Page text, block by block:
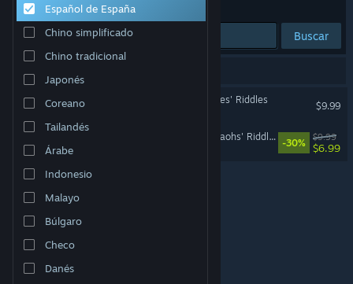
Soporte
Cambiar idioma
Descargar Steam Mobile
Ver versión clásica
Español de España
Chino simplificado
Chino tradicional
Japonés
Coreano
Tailandés
Árabe
Indonesio
Malayo
Búlgaro
Checo
Danés
Ordenar por Relevancia
Buscar
Arizona Rose and the Pirates' Riddles
$9.99
Arizona Rose and the Pharaohs' Riddles
-30%
$9.99
$6.99